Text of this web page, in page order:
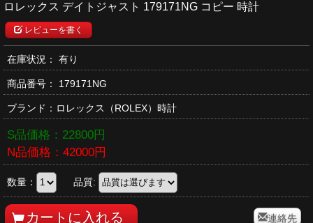
ロレックス デイトジャスト 179171NG コピー 時計
レビューを書く
在庫状況： 有り
商品番号： 179171NG
ブランド： ロレックス （ROLEX）時計
S品価格： 22800円
N品価格： 42000円
数量： 品質:
連絡先